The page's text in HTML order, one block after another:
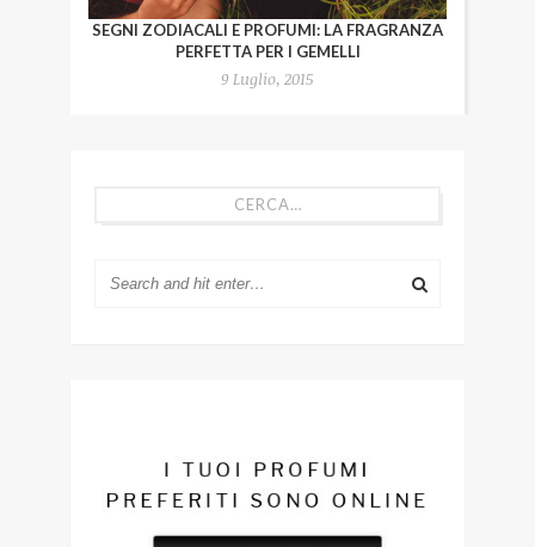
SEGNI ZODIACALI E PROFUMI: LA FRAGRANZA
PERFETTA PER I GEMELLI
9 Luglio, 2015
CERCA…